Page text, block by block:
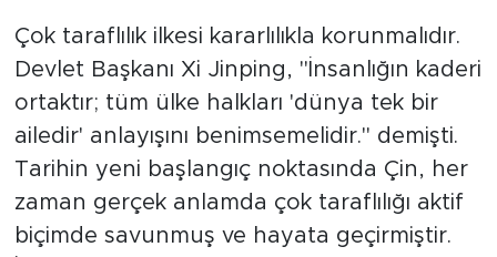
Çok taraflılık ilkesi kararlılıkla korunmalıdır.
Devlet Başkanı Xi Jinping, "İnsanlığın kaderi
ortaktır; tüm ülke halkları 'dünya tek bir
ailedir' anlayışını benimsemelidir." demişti.
Tarihin yeni başlangıç noktasında Çin, her
zaman gerçek anlamda çok taraflılığı aktif
biçimde savunmuş ve hayata geçirmiştir.